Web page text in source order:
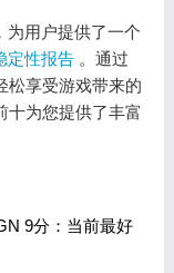
为用户提供了一个
定性报告。通过
松享受游戏带来的
十为您提供了丰富
9分：当前最好